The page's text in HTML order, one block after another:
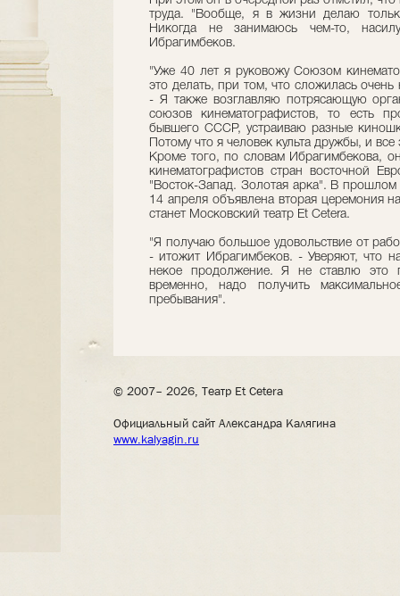
труда. "Вообще, я в жизни делаю
Никогда не занимаюсь чем-то,
Ибрагимбеков.
"Уже 40 лет я руковожу Союзом
это делать, при том, что сложилась очень
- Я также возглавляю потрясающую
союзов кинематографистов, то есть
бывшего СССР, устраиваю разные
Потому что я человек культа дружбы, и
Кроме того, по словам Ибрагимбекова,
кинематографистов стран восточной
"Восток-Запад. Золотая арка". В прошлом
14 апреля объявлена вторая церемония
станет Московский театр Et Cetera.
"Я получаю большое удовольствие от
- итожит Ибрагимбеков. - Уверяют, что
некое продолжение. Я не ставлю
временно, надо получить
пребывания".
© 2007– 2026, Театр Et Cetera
Официальный сайт Александра Калягина
www.kalyagin.ru